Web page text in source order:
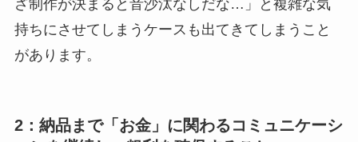
ざ制作が決まると音沙汰なしだな…」と複雑な気
持ちにさせてしまうケースも出てきてしまうこと
があります。
2：納品まで「お金」に関わるコミュニケーシ